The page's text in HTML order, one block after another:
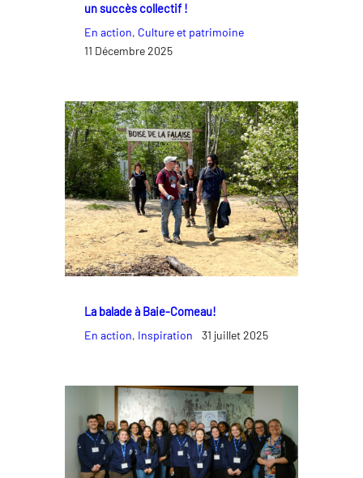
un succès collectif !
En action, Culture et patrimoine
11 Décembre 2025
La balade à Baie-Comeau!
En action, Inspiration 31 juillet 2025